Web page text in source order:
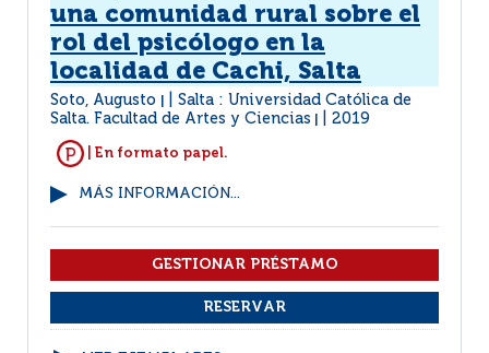
una comunidad rural sobre el
rol del psicólogo en la
localidad de Cachi, Salta
Soto, Augusto
Salta : Universidad Católica de
Salta. Facultad de Artes y Ciencias
2019
| En formato papel.
MÁS INFORMACIÓN...